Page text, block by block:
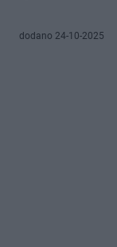
dodano 24-10-2025